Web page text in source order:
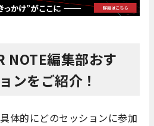
NOTE編集部おす
ンをご紹介！
体的にどのセッションに参加